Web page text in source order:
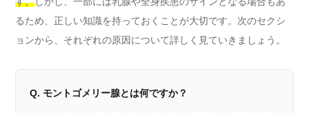
るため、正しい知識を持っておくことが大切です。次のセクシ
ョンから、それぞれの原因について詳しく見ていきましょう。
Q. モントゴメリー腺とは何ですか？